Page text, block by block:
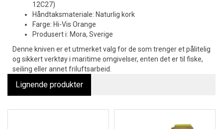
12C27)
Håndtaksmateriale: Naturlig kork
Farge: Hi-Vis Orange
Produsert i: Mora, Sverige
Denne kniven er et utmerket valg for de som trenger et pålitelig
og sikkert verktøy i maritime omgivelser, enten det er til fiske,
seiling eller annet friluftsarbeid.
Lignende produkter